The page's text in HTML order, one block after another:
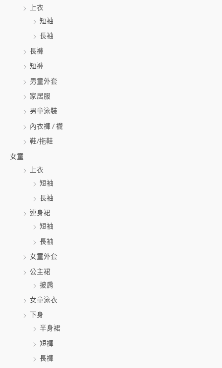
上衣
短袖
長袖
長褲
短褲
男童外套
家居服
男童泳裝
內衣褲 / 襪
鞋/拖鞋
女童
上衣
短袖
長袖
連身裙
短袖
長袖
女童外套
公主裙
披肩
女童泳衣
下身
半身裙
短褲
長褲